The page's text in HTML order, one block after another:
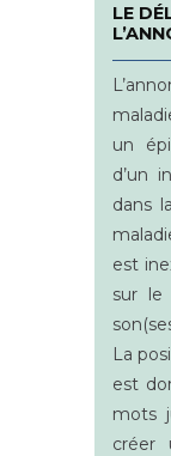
LE
un
d’un
dans
est
sur le
La
est
mots
créer